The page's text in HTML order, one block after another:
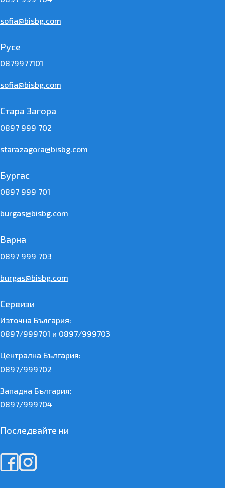
sofia@bisbg.com
Русе
0879977101
sofia@bisbg.com
Стара Загора
0897 999 702
starazagora@bisbg.com
Бургас
0897 999 701
burgas@bisbg.com
Варна
0897 999 703
burgas@bisbg.com
Сервизи
Източна България:
0897/999701 и 0897/999703
Централна България:
0897/999702
Западна България:
0897/999704
Последвайте ни